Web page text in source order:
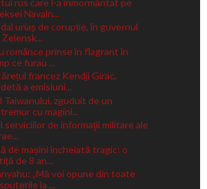
rus care l-a înmormântat pe
Navaln...
uriaș de corupție, în guvernul
Zelensk...
românce prinse în flagrant în
ce furau ...
francez Kendji Girac,
a emisiuni...
Taiwanului, zguduit de un
cu magini...
serviciilor de informaţii militare ale
de mașini încheiată tragic: o
de 8 an...
„Mă voi opune din toate
la ...